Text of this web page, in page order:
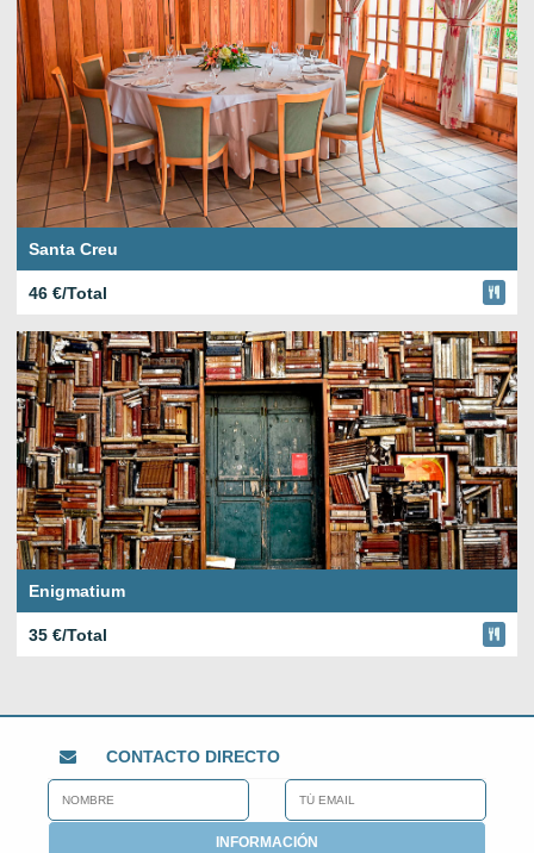
Santa Creu
46 €/Total
Enigmatium
35 €/Total
CONTACTO DIRECTO
INFORMACIÓN